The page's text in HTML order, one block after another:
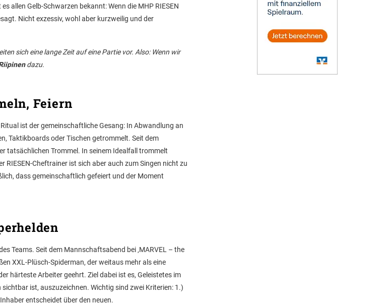
allen Gelb-Schwarzen bekannt: Wenn die MHP RIESEN
Nicht exzessiv, wohl aber kurzweilig und der
sich eine lange Zeit auf eine Partie vor. Also: Wenn wir
dazu.
Feiern
ist der gemeinschaftliche Gesang: In Abwandlung an
Taktikboards oder Tischen getrommelt. Seit dem
tatsächlichen Trommel. In seinem Idealfall trommelt
RIESEN-Cheftrainer ist sich aber auch zum Singen nicht zu
dass gemeinschaftlich gefeiert und der Moment
Teams. Seit dem Mannschaftsabend bei ‚MARVEL – the
XXL-Plüsch-Spiderman, der weitaus mehr als eine
härteste Arbeiter geehrt. Ziel dabei ist es, Geleistetes im
ist, auszuzeichnen. Wichtig sind zwei Kriterien: 1.)
entscheidet über den neuen.